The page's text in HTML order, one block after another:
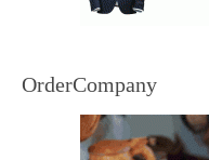
OrderCompany